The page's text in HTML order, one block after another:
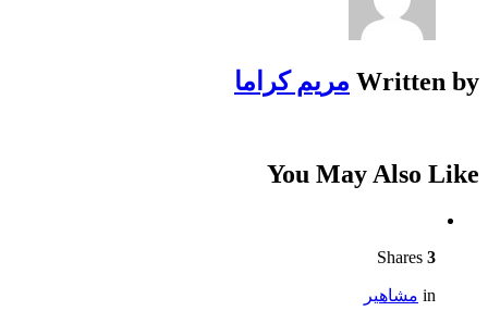
Written by مريم كراما
You May Also Like
3
in مشاهير